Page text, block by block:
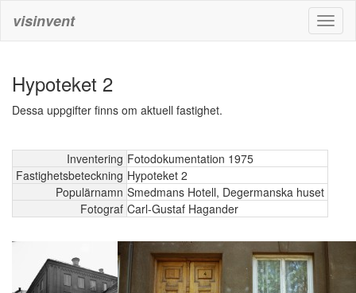
visinvent
Hypoteket 2
Dessa uppgifter finns om aktuell fastighet.
Inventering Fotodokumentation 1975
Fastighetsbeteckning Hypoteket 2
Populärnamn Smedmans Hotell, Degermanska huset
Fotograf Carl-Gustaf Hagander